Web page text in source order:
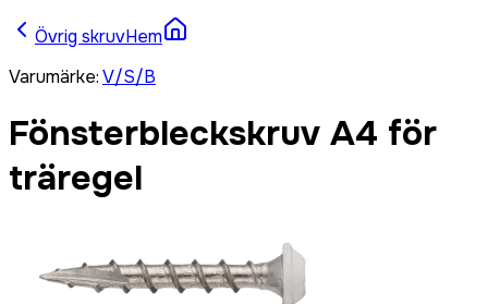
Övrig skruvHem
Varumärke:V/S/B
Fönsterbleckskruv A4 för
träregel